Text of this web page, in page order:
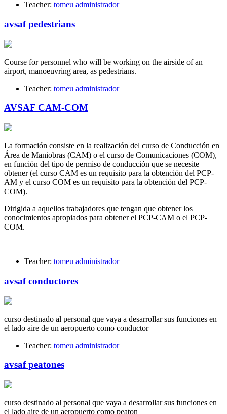
Teacher: tomeu administrador
avsaf pedestrians
Course for personnel who will be working on the airside of an
airport, manoeuvring area, as pedestrians.
Teacher: tomeu administrador
AVSAF CAM-COM
La formación consiste en la realización del curso de Conducción en
Área de Maniobras (CAM) o el curso de Comunicaciones (COM),
en función del tipo de permiso de conducción que se necesite
obtener (el curso CAM es un requisito para la obtención del PCP-
AM y el curso COM es un requisito para la obtención del PCP-
COM).
Dirigida a aquellos trabajadores que tengan que obtener los
conocimientos apropiados para obtener el PCP-CAM o el PCP-
COM.
Teacher: tomeu administrador
avsaf conductores
curso destinado al personal que vaya a desarrollar sus funciones en
el lado aire de un aeropuerto como conductor
Teacher: tomeu administrador
avsaf peatones
curso destinado al personal que vaya a desarrollar sus funciones en
el lado aire de un aeropuerto como peaton